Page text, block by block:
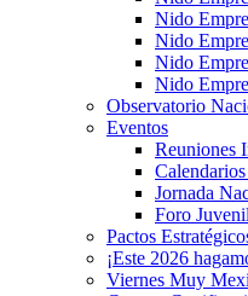
Nido
Nido
Nido
Nido
Observatorio
Eventos
Reuniones
Jornada
Foro
Pactos
¡Este 2026
Viernes Muy